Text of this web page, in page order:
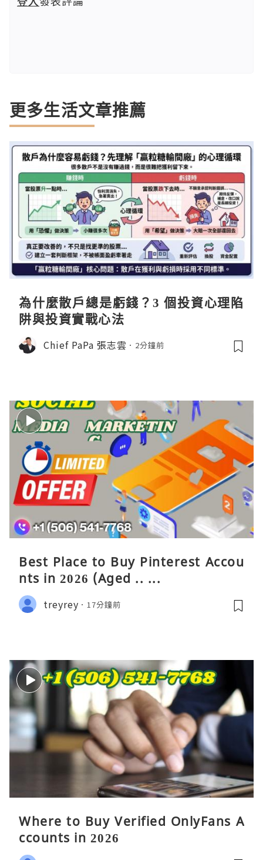
更多生活文章推薦
為什麼散戶總是虧錢？3 個投資心理陷
阱與投資實戰心法
Chief PaPa 張志雲 2分鐘前
Best Place to Buy Pinterest Accou
nts in 2026 (Aged .. ...
treyrey 17分鐘前
Where to Buy Verified OnlyFans A
ccounts in 2026